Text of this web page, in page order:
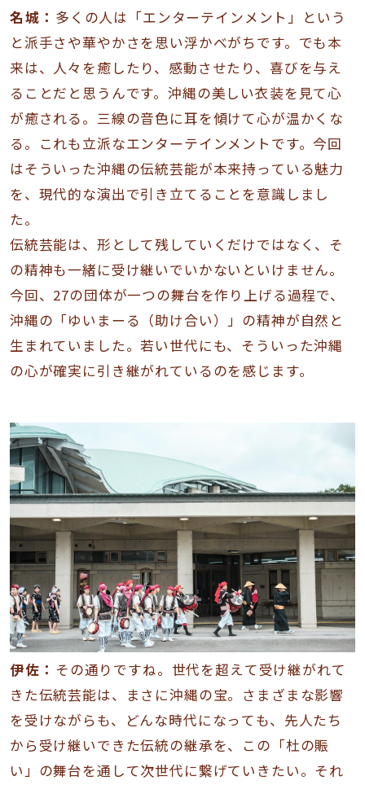
名城： 多くの人は「エンターテインメント」という
と派手さや華やかさを思い浮かべがちです。でも本
来は、人々を癒したり、感動させたり、喜びを与え
ることだと思うんです。沖縄の美しい衣装を見て心
が癒される。三線の音色に耳を傾けて心が温かくな
る。これも立派なエンターテインメントです。今回
はそういった沖縄の伝統芸能が本来持っている魅力
を、現代的な演出で引き立てることを意識しまし
た。
伝統芸能は、形として残していくだけではなく、そ
の精神も一緒に受け継いでいかないといけません。
今回、27の団体が一つの舞台を作り上げる過程で、
沖縄の「ゆいまーる（助け合い）」の精神が自然と
生まれていました。若い世代にも、そういった沖縄
の心が確実に引き継がれているのを感じます。
伊佐： その通りですね。世代を超えて受け継がれて
きた伝統芸能は、まさに沖縄の宝。さまざまな影響
を受けながらも、どんな時代になっても、先人たち
から受け継いできた伝統の継承を、この「杜の賑
い」の舞台を通して次世代に繋げていきたい。それ